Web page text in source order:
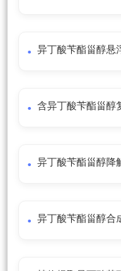
异丁酸苄酯甾醇悬
含异丁酸苄酯甾醇
异丁酸苄酯甾醇降
异丁酸苄酯甾醇合